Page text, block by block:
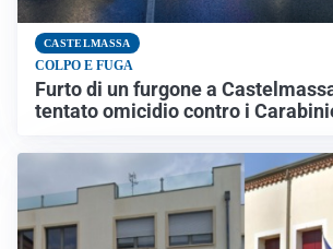
CASTELMASSA
COLPO E FUGA
Furto di un furgone a
tentato omicidio contro i